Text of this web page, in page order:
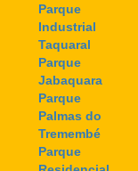
Parque
Industrial
Taquaral
Parque
Jabaquara
Parque
Palmas do
Tremembé
Parque